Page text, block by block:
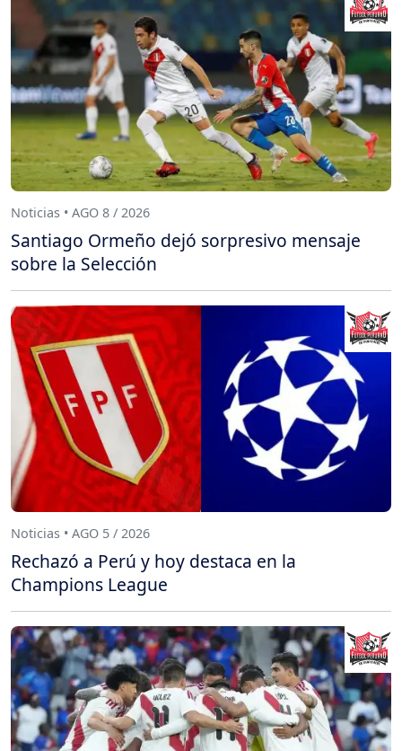
Noticias • AGO 8 / 2026
Santiago Ormeño dejó sorpresivo mensaje
sobre la Selección
Noticias • AGO 5 / 2026
Rechazó a Perú y hoy destaca en la
Champions League